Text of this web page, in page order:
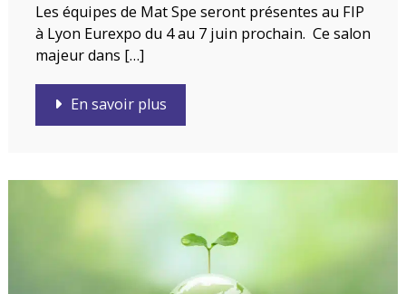
Les équipes de Mat Spe seront présentes au FIP
à Lyon Eurexpo du 4 au 7 juin prochain. Ce salon
majeur dans […]
En savoir plus